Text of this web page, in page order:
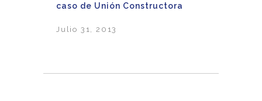
caso de Unión Constructora
Julio 31, 2013